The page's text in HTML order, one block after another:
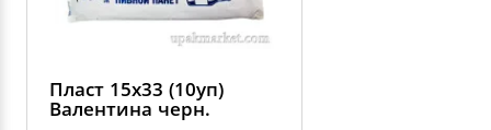
Пласт 15х33 (10уп)
Валентина черн.